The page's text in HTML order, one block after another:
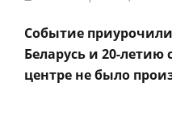
Событие
Беларусь и 20-летию
центре не было